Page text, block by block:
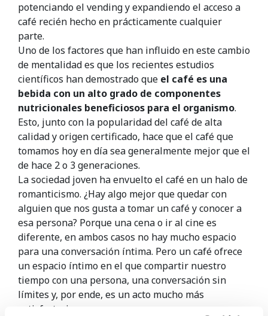
potenciando el vending y expandiendo el acceso a
café recién hecho en prácticamente cualquier
parte.
Uno de los factores que han influido en este cambio
de mentalidad es que los recientes estudios
científicos han demostrado que el café es una
bebida con un alto grado de componentes
nutricionales beneficiosos para el organismo.
Esto, junto con la popularidad del café de alta
calidad y origen certificado, hace que el café que
tomamos hoy en día sea generalmente mejor que el
de hace 2 o 3 generaciones.
La sociedad joven ha envuelto el café en un halo de
romanticismo. ¿Hay algo mejor que quedar con
alguien que nos gusta a tomar un café y conocer a
esa persona? Porque una cena o ir al cine es
diferente, en ambos casos no hay mucho espacio
para una conversación íntima. Pero un café ofrece
un espacio íntimo en el que compartir nuestro
tiempo con una persona, una conversación sin
límites y, por ende, es un acto mucho más
satisfactorio.